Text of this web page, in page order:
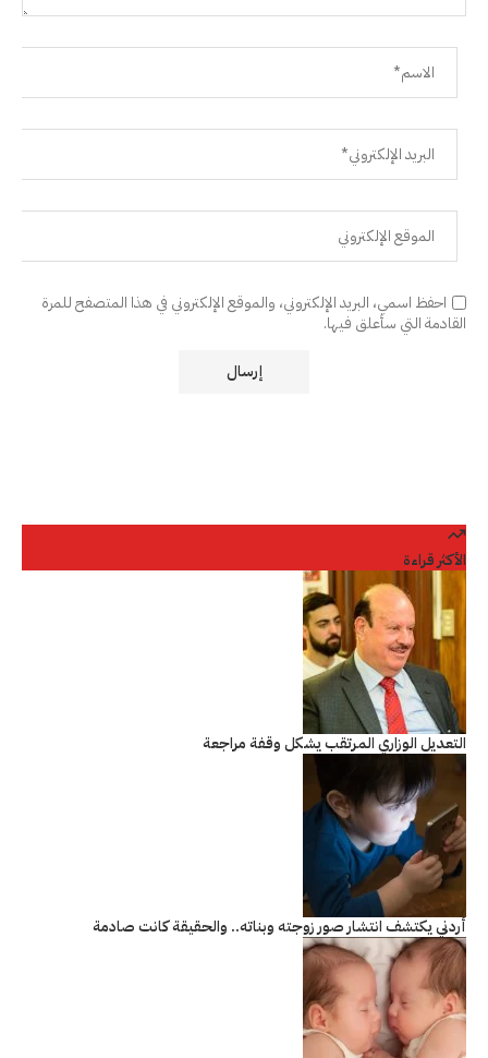
احفظ اسمي، البريد الإلكتروني، والموقع الإلكتروني في هذا المتصفح للمرة
القادمة التي سأعلق فيها.
الأكثر قراءة
التعديل الوزاري المرتقب يشكل وقفة مراجعة
أردني يكتشف انتشار صور زوجته وبناته.. والحقيقة كانت صادمة